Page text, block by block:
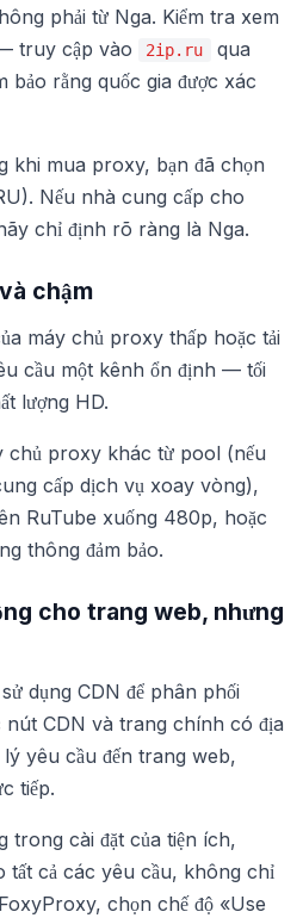
phải từ Nga. Kiểm tra xem
truy cập vào
2ip.ru
qua
bảo rằng quốc gia được xác
khi mua proxy, bạn đã chọn
Nếu nhà cung cấp cho
chỉ định rõ ràng là Nga.
chậm
máy chủ proxy thấp hoặc tải
cầu một kênh ổn định — tối
lượng HD.
chủ proxy khác từ pool (nếu
cấp dịch vụ xoay vòng),
RuTube xuống 480p, hoặc
thông đảm bảo.
cho trang web, nhưng
dụng CDN để phân phối
CDN và trang chính có địa
yêu cầu đến trang web,
tiếp.
trong cài đặt của tiện ích,
tất cả các yêu cầu, không chỉ
chọn chế độ «Use